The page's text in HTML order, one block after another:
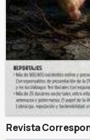
Revista